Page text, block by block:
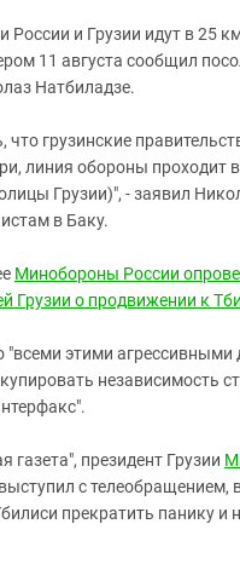
КАВКАЗ ЗА ПАЛЕСТИНУ
ИНАКОМЫСЛИЕ В
ПРЕСЛЕДОВАНИЕ
и Грузии идут в 25
11 августа сообщил
Натбиладзе.
что грузинские
линия обороны проходит
Грузии)", - заявил
в Баку.
Минобороны России
Грузии о продвижении к
"всеми этими агрессивными
независимость
газета", президент Грузии
с телеобращением,
прекратить панику и